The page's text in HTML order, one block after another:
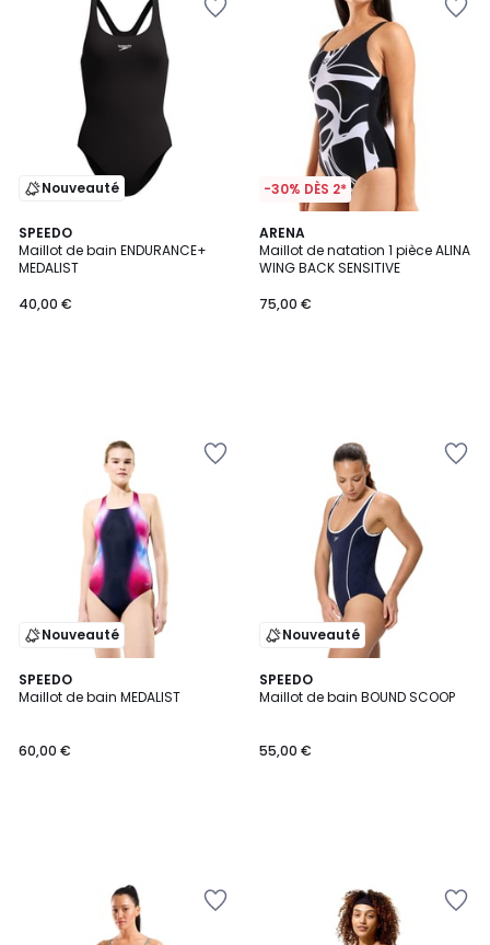
Nouveauté
SPEEDO
Maillot de bain ENDURANCE+
MEDALIST
40,00 €
-30% DÈS 2*
ARENA
Maillot de natation 1 pièce ALINA
WING BACK SENSITIVE
75,00 €
Nouveauté
SPEEDO
Maillot de bain MEDALIST
60,00 €
Nouveauté
SPEEDO
Maillot de bain BOUND SCOOP
55,00 €